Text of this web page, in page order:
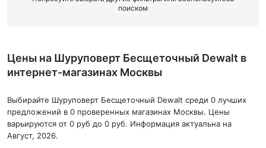
поиском
Цены на Шуруповерт Бесщеточный Dewalt в
интернет-магазинах Москвы
Выбирайте Шуруповерт Бесщеточный Dewalt среди 0 лучших
предложений в 0 проверенных магазинах Москвы. Цены
варьируются от 0 руб до 0 руб. Информация актуальна на
Август, 2026.